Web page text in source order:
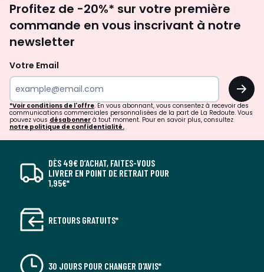
newsletter
Profitez de -20%* sur votre première
commande en vous inscrivant à notre
newsletter
Votre Email
OK
*Voir conditions de l'offre. En vous abonnant, vous consentez à recevoir des
communications commerciales personnalisées de la part de La Redoute. Vous
pouvez vous désabonner à tout moment. Pour en savoir plus, consultez
notre politique de confidentialité.
DÈS 49€ D’ACHAT, FAITES-VOUS
LIVRER EN POINT DE RETRAIT POUR
1,95€*
RETOURS GRATUITS*
30 JOURS POUR CHANGER D'AVIS*